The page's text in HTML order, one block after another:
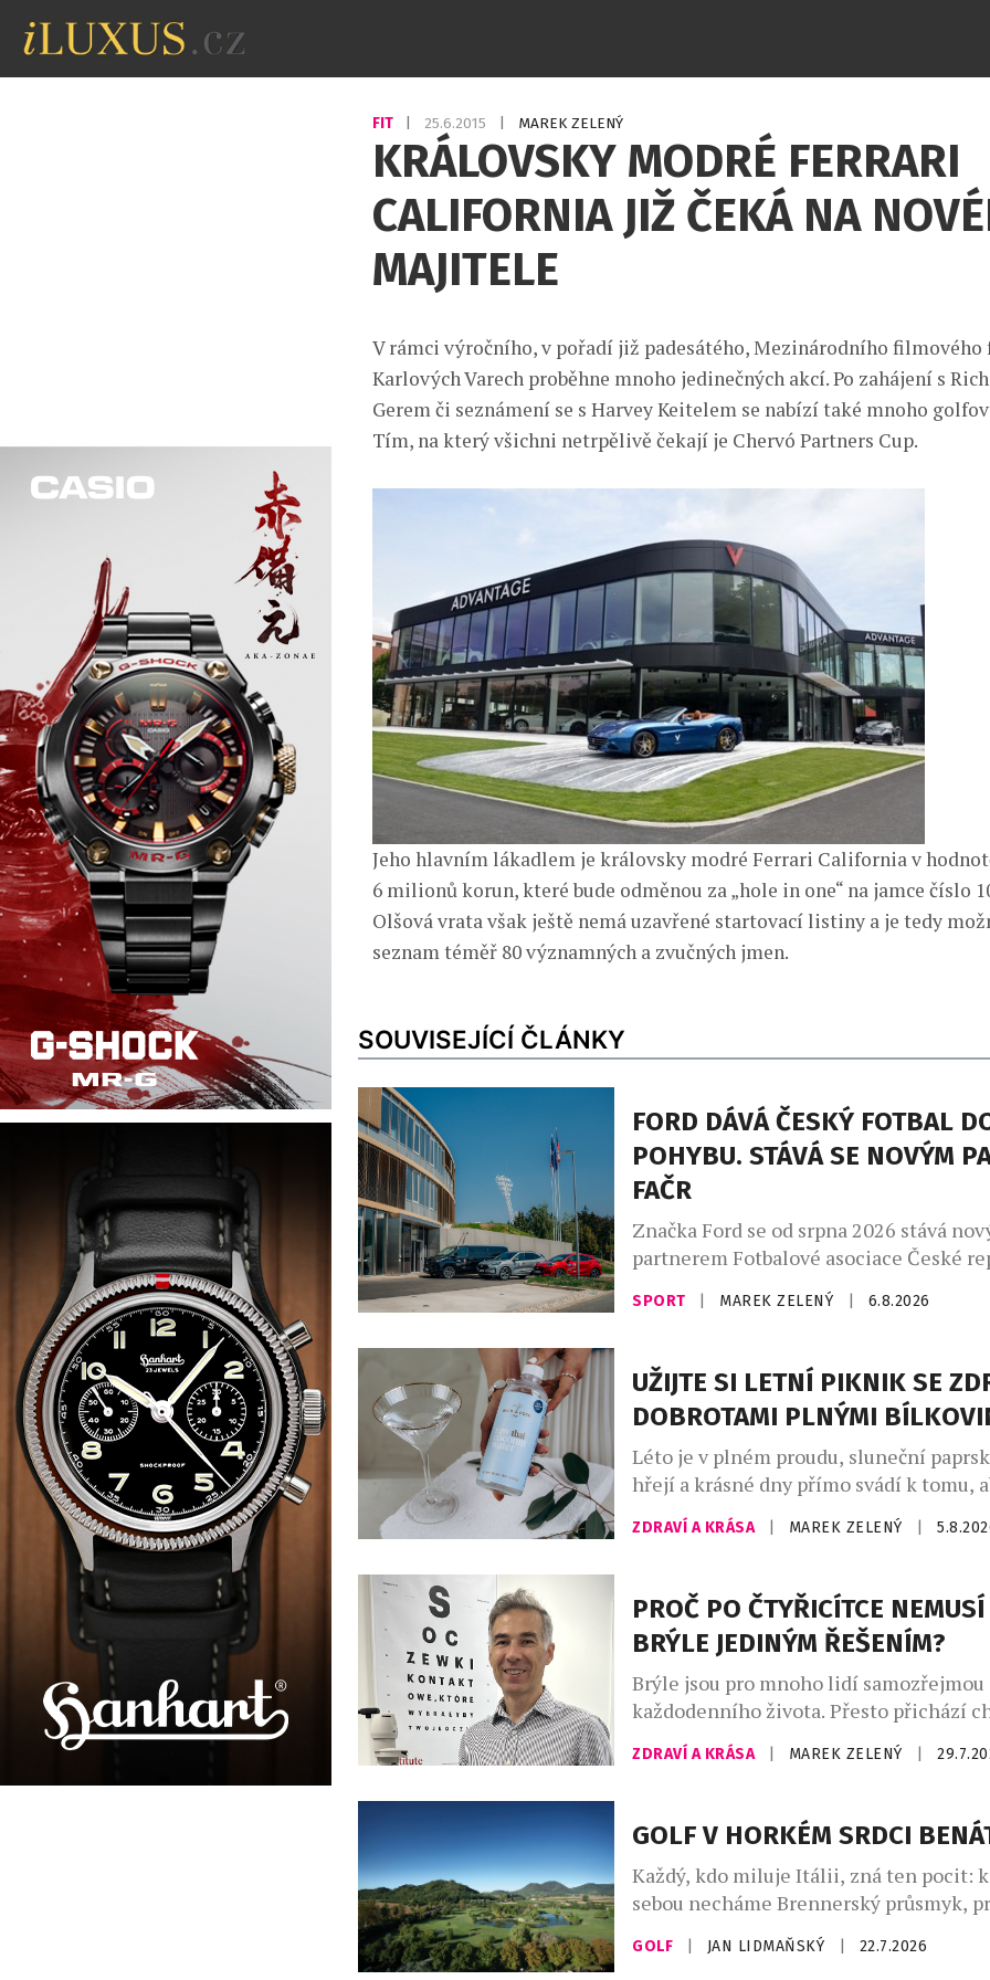
FIT 25.6.2015 MAREK ZELENÝ
KRÁLOVSKY MODRÉ FERRARI
CALIFORNIA JIŽ ČEKÁ NA
MAJITELE
V rámci výročního, v pořadí již padesátého, Mezinárodního filmového
Karlových Varech proběhne mnoho jedinečných akcí. Po zahájení s
Gerem či seznámení se s Harvey Keitelem se nabízí také mnoho
Tím, na který všichni netrpělivě čekají je Chervó Partners Cup.
Jeho hlavním lákadlem je královsky modré Ferrari California v
6 milionů korun, které bude odměnou za „hole in one“ na jamce číslo
Olšová vrata však ještě nemá uzavřené startovací listiny a je tedy
seznam téměř 80 významných a zvučných jmen.
SOUVISEJÍCÍ ČLÁNKY
FORD DÁVÁ ČESKÝ FOTBAL
POHYBU. STÁVÁ SE NOVÝM
FAČR
Značka Ford se od srpna 2026 stává
partnerem Fotbalové asociace České
rámci tříleté spolupráce zajistí mobilitu
reprezentačních týmů i českého fotbalu
fotbal do pohybu“, propojuje praktickou
ambicí podílet se na dlouhodobé
fotbalového prostředí. Ford vstupuje do
fotbalu v […]
SPORT MAREK ZELENÝ 6.8.2026
UŽIJTE SI LETNÍ PIKNIK SE
DOBROTAMI PLNÝMI
Léto je v plném proudu, sluneční
hřejí a krásné dny přímo svádí k tomu,
trávili čas venku. A co k pravému létu
dokonalý piknik a dobré a zdravé
inovátorů a milovníků zdravého
Atrey a Kateřina Rae. […]
ZDRAVÍ A KRÁSA MAREK ZELENÝ
PROČ PO ČTYŘICÍTCE
BRÝLE JEDINÝM ŘEŠENÍM?
Brýle jsou pro mnoho lidí samozřejmou
každodenního života. Přesto přichází
začnou být spíše omezením než
Zejména po čtyřicítce, kdy se objevuje
zaostřovat na blízko, mnoho lidí
několika párů brýlí není vždy
Paradoxně si řada z nich ani
ZDRAVÍ A KRÁSA MAREK ZELENÝ
GOLF V HORKÉM SRDCI
Každý, kdo miluje Itálii, zná ten pocit:
sebou necháme Brennerský průsmyk,
Alpy, a hory najednou vystřídá naprostá
sahá až k horizontu – a zde už začíná
GOLF JAN LIDMAŇSKÝ 22.7.2026